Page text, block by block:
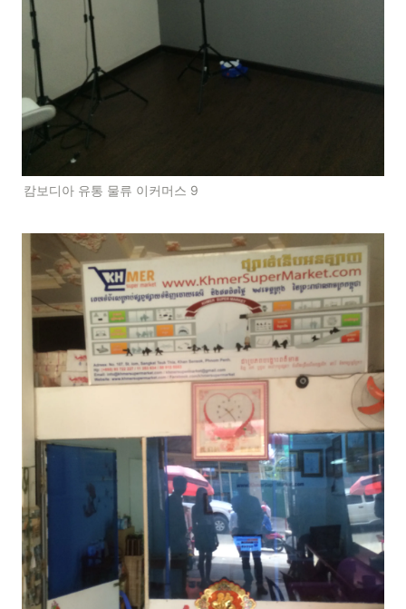
캄보디아 유통 물류 이커머스 9